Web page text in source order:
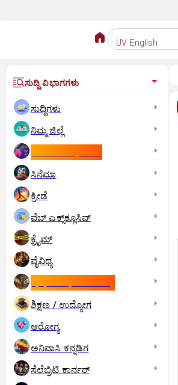
UV English
ಸುದ್ದಿ ವಿಭಾಗಗಳು
ಸುದ್ದಿಗಳು
ನಿಮ್ಮ ಜಿಲ್ಲೆ
ಸಿನೆಮಾ
ಕ್ರೀಡೆ
ವೆಬ್ ಎಕ್ಸ್‌ಕ್ಲೂಸಿವ್
ಕ್ರೈಮ್
ವೈವಿಧ್ಯ
ಶಿಕ್ಷಣ / ಉದ್ಯೋಗ
ಆರೋಗ್ಯ
ಅನಿವಾಸಿ ಕನ್ನಡಿಗ
ಸೆಲೆಬ್ರಿಟಿ ಕಾರ್ನರ್‌